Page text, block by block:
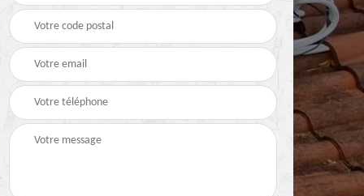
Hydrofuge coloré pour
toiture 85
Démoussage
nettoyage de tuile 85